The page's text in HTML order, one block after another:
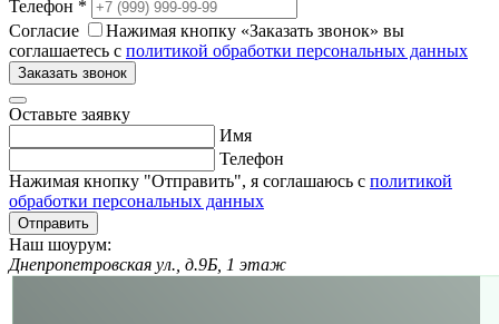
Телефон *
Согласие
Нажимая кнопку «Заказать звонок» вы
соглашаетесь с политикой обработки персональных данных
Заказать звонок
Оставьте заявку
Имя
Телефон
Нажимая кнопку "Отправить", я соглашаюсь с политикой
обработки персональных данных
Отправить
Наш шоурум:
Днепропетровская ул., д.9Б, 1 этаж